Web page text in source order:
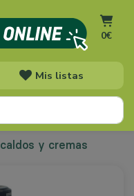
Mis listas
0€
y cremas